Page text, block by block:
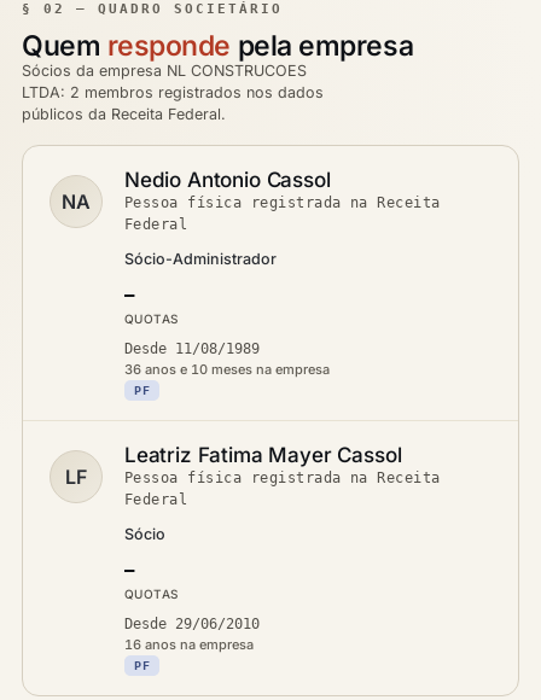
§ 02 — QUADRO SOCIETÁRIO
Quem responde pela empresa
Sócios da empresa NL CONSTRUCOES
LTDA: 2 membros registrados nos dados
públicos da Receita Federal.
NA
Nedio Antonio Cassol
Pessoa física registrada na Receita
Federal
Sócio-Administrador
—
QUOTAS
Desde 11/08/1989
36 anos e 10 meses na empresa
PF
LF
Leatriz Fatima Mayer Cassol
Pessoa física registrada na Receita
Federal
Sócio
—
QUOTAS
Desde 29/06/2010
16 anos na empresa
PF